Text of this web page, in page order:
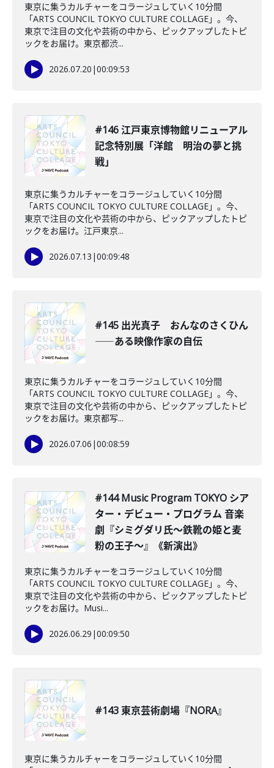
東京に集うカルチャーをコラージュしていく10分間
「ARTS COUNCIL TOKYO CULTURE COLLAGE」。今、
東京で注目の文化や芸術の中から、ピックアップしたトピ
ックをお届け。東京都渋...
2026.07.20 |00:09:53
#146 江戸東京博物館リニューアル
記念特別展「洋館 明治の夢と挑
戦」
東京に集うカルチャーをコラージュしていく10分間
「ARTS COUNCIL TOKYO CULTURE COLLAGE」。今、
東京で注目の文化や芸術の中から、ピックアップしたトピ
ックをお届け。江戸東京...
2026.07.13 |00:09:48
#145 出光真子 おんなのさくひん
――ある映像作家の自伝
東京に集うカルチャーをコラージュしていく10分間
「ARTS COUNCIL TOKYO CULTURE COLLAGE」。今、
東京で注目の文化や芸術の中から、ピックアップしたトピ
ックをお届け。東京都写...
2026.07.06 |00:08:59
#144 Music Program TOKYO シア
ター・デビュー・プログラム 音楽
劇『シミグダリ氏〜鉄靴の姫と麦
粉の王子〜』《新演出》
東京に集うカルチャーをコラージュしていく10分間
「ARTS COUNCIL TOKYO CULTURE COLLAGE」。今、
東京で注目の文化や芸術の中から、ピックアップしたトピ
ックをお届け。Musi...
2026.06.29 |00:09:50
#143 東京芸術劇場『NORA』
東京に集うカルチャーをコラージュしていく10分間